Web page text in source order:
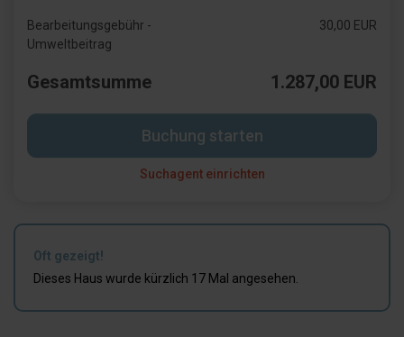
Bearbeitungsgebühr -
Umweltbeitrag
30,00 EUR
Gesamtsumme 1.287,00 EUR
Buchung starten
Suchagent einrichten
Oft gezeigt!
Dieses Haus wurde kürzlich 17 Mal angesehen.